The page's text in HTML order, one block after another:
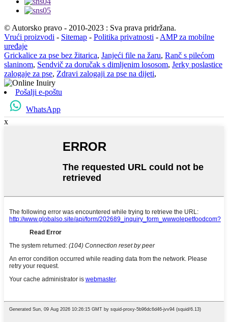
© Autorsko pravo - 2010-2023 : Sva prava pridržana.
Vrući proizvodi - Sitemap - Politika privatnosti - AMP za mobilne
uređaje
Grickalice za pse bez žitarica, Janjeći file na žaru, Ranč s pilećom
slaninom, Sendvič za doručak s dimljenim lososom, Jerky poslastice
zalogaje za pse, Zdravi zalogaji za pse na dijeti,
Pošalji e-poštu
WhatsApp
x